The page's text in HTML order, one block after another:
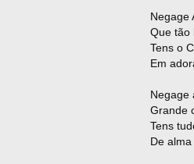
Negage
Que tão
Tens o
Em
Negage
Grande
Tens
De